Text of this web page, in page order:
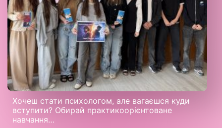
Хочеш стати психологом, але вагаєшся куди
вступити? Обирай практикоорієнтоване
навчання…